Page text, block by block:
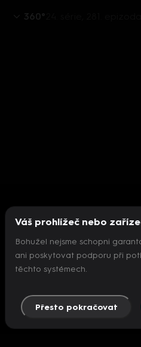
360°
Nepodařilo se
Váš prohlížeč nebo
Bohužel nejsme schopni
ani poskytovat podporu při
těchto systémech.
Přesto pokračovat